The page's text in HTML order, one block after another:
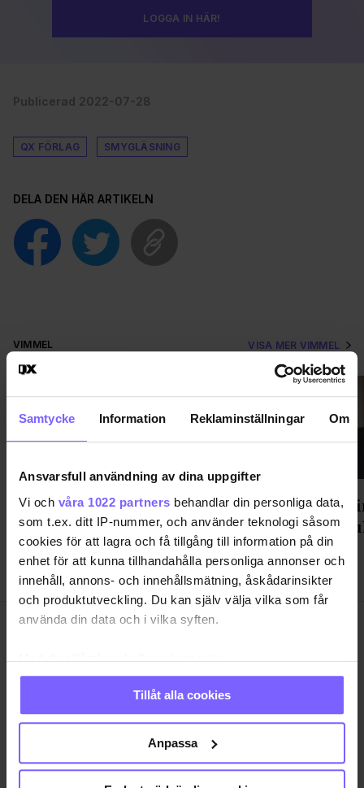
Samtycke Information Reklaminställningar Om
Ansvarsfull användning av dina uppgifter
Vi och våra 1022 partners behandlar din personliga data,
som t.ex. ditt IP-nummer, och använder teknologi såsom
cookies för att lagra och få tillgång till information på din
enhet för att kunna tillhandahålla personliga annonser och
innehåll, annons- och innehållsmätning, åskådarinsikter
och produktutveckling. Du kan själv välja vilka som får
använda din data och i vilka syften.
Med din tillåtelse skulle vi även vilja:
Samla in information om din geografiska plats
som kan ha en noggrannhet på upp till flera meter
Identifiera din enhet genom att aktivt skanna den
för specifika kännetecken (fingeravtryck)
Ta reda på mer om hur dina personliga uppgifter
Tillåt alla cookies
Anpassa
LOGGA IN HÄR!
Publicerad 2022-07-28
QX FÖRLAG SMYGLÄSNING
DELA DEN HÄR ARTIKELN
VIMMEL VISA MER VIMMEL
Gondolenhuset fixade After
Parade-fest med mingel, mat och
dans
NÖJE
RESA
ANNONSERA
OM OSS
VANLIGA FRÅGOR OCH SVAR
TIDNINGSARKIV